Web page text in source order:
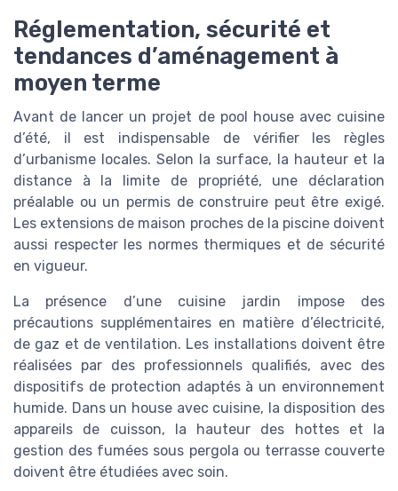
Réglementation, sécurité et
tendances d’aménagement à
moyen terme
Avant de lancer un projet de pool house avec cuisine
d’été, il est indispensable de vérifier les règles
d’urbanisme locales. Selon la surface, la hauteur et la
distance à la limite de propriété, une déclaration
préalable ou un permis de construire peut être exigé.
Les extensions de maison proches de la piscine doivent
aussi respecter les normes thermiques et de sécurité
en vigueur.
La présence d’une cuisine jardin impose des
précautions supplémentaires en matière d’électricité,
de gaz et de ventilation. Les installations doivent être
réalisées par des professionnels qualifiés, avec des
dispositifs de protection adaptés à un environnement
humide. Dans un house avec cuisine, la disposition des
appareils de cuisson, la hauteur des hottes et la
gestion des fumées sous pergola ou terrasse couverte
doivent être étudiées avec soin.